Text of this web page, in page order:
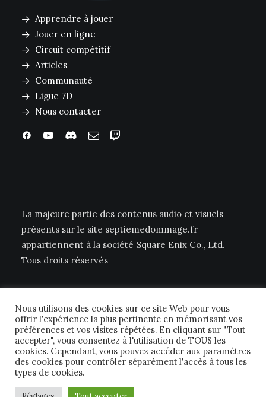
Apprendre à jouer
Jouer en ligne
Circuit compétitif
Articles
Communauté
Ligue 7D
Nous contacter
La majeure partie des contenus audio et visuels
présents sur le site septiemedommage.fr
appartiennent à la société Square Enix Co., Ltd.
Tous droits réservés
© 2026 Septième Dommage FFTCG. | Tous droits réservés.
Nous utilisons des cookies sur ce site Web pour vous
offrir l'expérience la plus pertinente en mémorisant vos
préférences et vos visites répétées. En cliquant sur "Tout
accepter", vous consentez à l'utilisation de TOUS les
cookies. Cependant, vous pouvez accéder aux paramètres
des cookies pour contrôler séparément l'accès à tous les
types de cookies.